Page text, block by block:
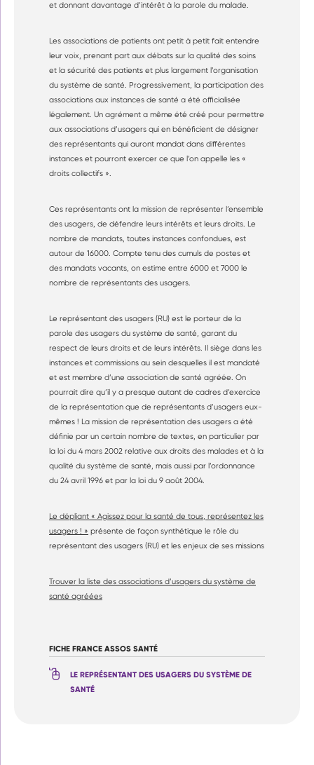
et donnant davantage d’intérêt à la parole du malade.
Les associations de patients ont petit à petit fait entendre
leur voix, prenant part aux débats sur la qualité des soins
et la sécurité des patients et plus largement l’organisation
du système de santé. Progressivement, la participation des
associations aux instances de santé a été officialisée
légalement. Un agrément a même été créé pour permettre
aux associations d’usagers qui en bénéficient de désigner
des représentants qui auront mandat dans différentes
instances et pourront exercer ce que l’on appelle les «
droits collectifs ».
Ces représentants ont la mission de représenter l’ensemble
des usagers, de défendre leurs intérêts et leurs droits. Le
nombre de mandats, toutes instances confondues, est
autour de 16000. Compte tenu des cumuls de postes et
des mandats vacants, on estime entre 6000 et 7000 le
nombre de représentants des usagers.
Le représentant des usagers (RU) est le porteur de la
parole des usagers du système de santé, garant du
respect de leurs droits et de leurs intérêts. Il siège dans les
instances et commissions au sein desquelles il est mandaté
et est membre d’une association de santé agréée. On
pourrait dire qu’il y a presque autant de cadres d’exercice
de la représentation que de représentants d’usagers eux-
mêmes ! La mission de représentation des usagers a été
définie par un certain nombre de textes, en particulier par
la loi du 4 mars 2002 relative aux droits des malades et à la
qualité du système de santé, mais aussi par l’ordonnance
du 24 avril 1996 et par la loi du 9 août 2004.
Le dépliant « Agissez pour la santé de tous, représentez les
usagers ! » présente de façon synthétique le rôle du
représentant des usagers (RU) et les enjeux de ses missions
Trouver la liste des associations d’usagers du système de
santé agréées
FICHE FRANCE ASSOS SANTÉ
LE REPRÉSENTANT DES USAGERS DU SYSTÈME DE
SANTÉ